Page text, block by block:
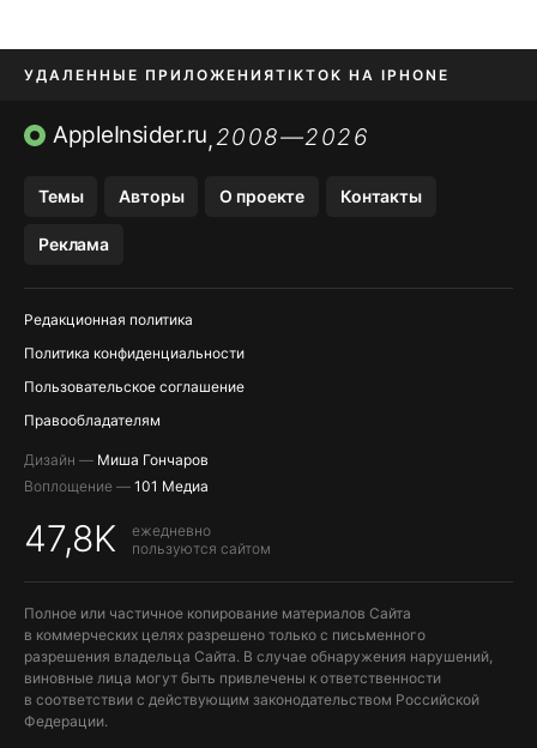
УДАЛЕННЫЕ ПРИЛОЖЕНИЯTIKTOK НА IPHONE
ПРИЛОЖЕНИЯ БЕЗ APP STORE
AppleInsider.ru,2008—2026
Темы Авторы О проекте Контакты
Реклама
Редакционная политика
Политика конфиденциальности
Пользовательское соглашение
Правообладателям
Дизайн — Миша Гончаров
Воплощение — 101 Медиа
47,8K
ежедневно
пользуются сайтом
Полное или частичное копирование материалов Сайта
в коммерческих целях разрешено только с письменного
разрешения владельца Сайта. В случае обнаружения нарушений,
виновные лица могут быть привлечены к ответственности
в соответствии с действующим законодательством Российской
Федерации.